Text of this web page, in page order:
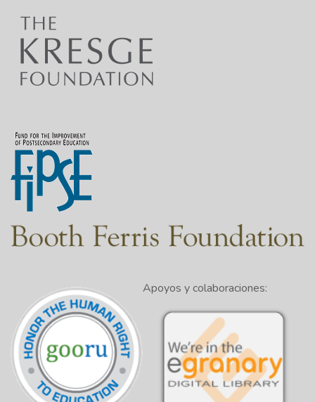
Apoyos y colaboraciones: